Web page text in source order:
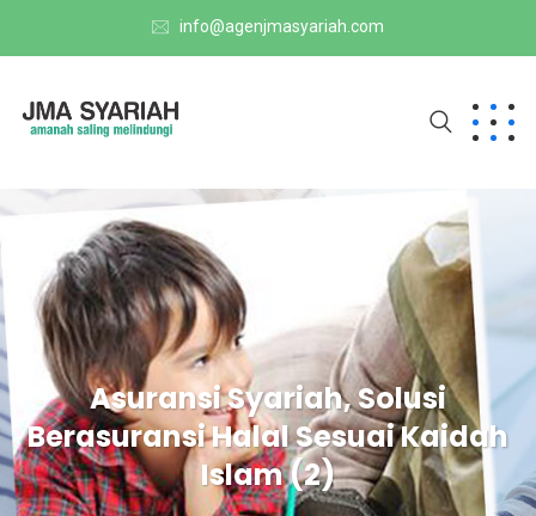
info@agenjmasyariah.com
Asuransi Syariah, Solusi
Berasuransi Halal Sesuai Kaidah
Islam (2)